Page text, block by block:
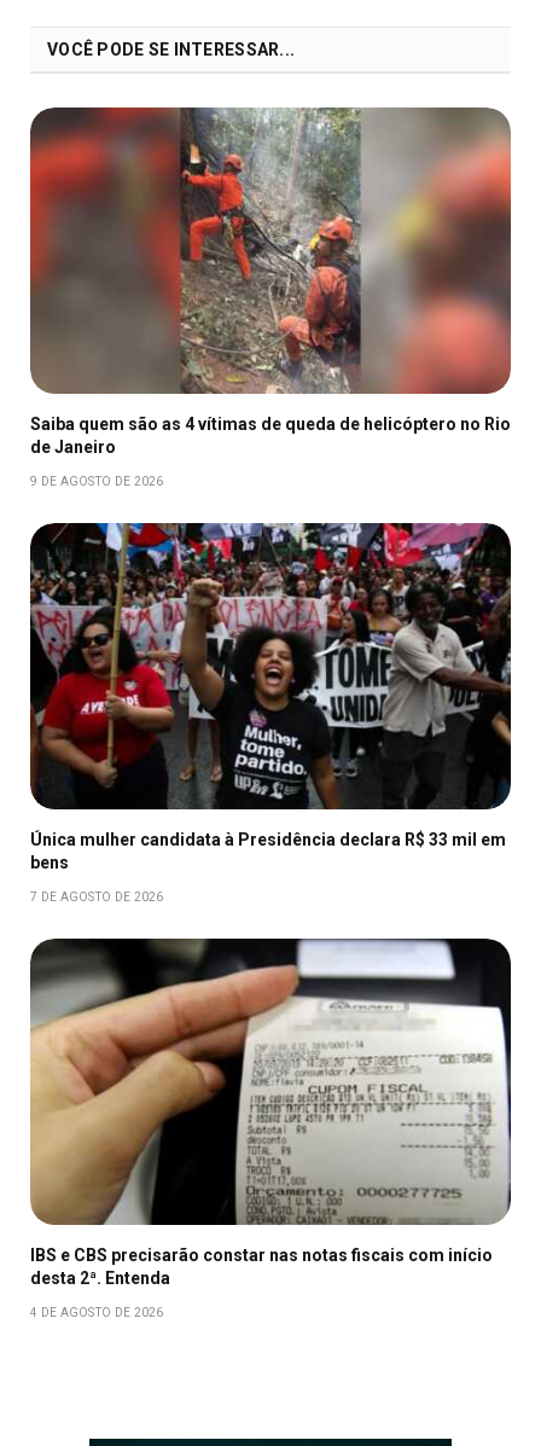
VOCÊ PODE SE INTERESSAR...
Saiba quem são as 4 vítimas de queda de helicóptero no Rio
de Janeiro
9 DE AGOSTO DE 2026
Única mulher candidata à Presidência declara R$ 33 mil em
bens
7 DE AGOSTO DE 2026
IBS e CBS precisarão constar nas notas fiscais com início
desta 2ª. Entenda
4 DE AGOSTO DE 2026